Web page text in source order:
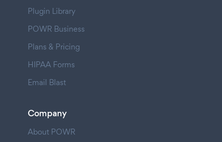
Plugin Library
POWR Business
Plans & Pricing
HIPAA Forms
Email Blast
Company
About POWR